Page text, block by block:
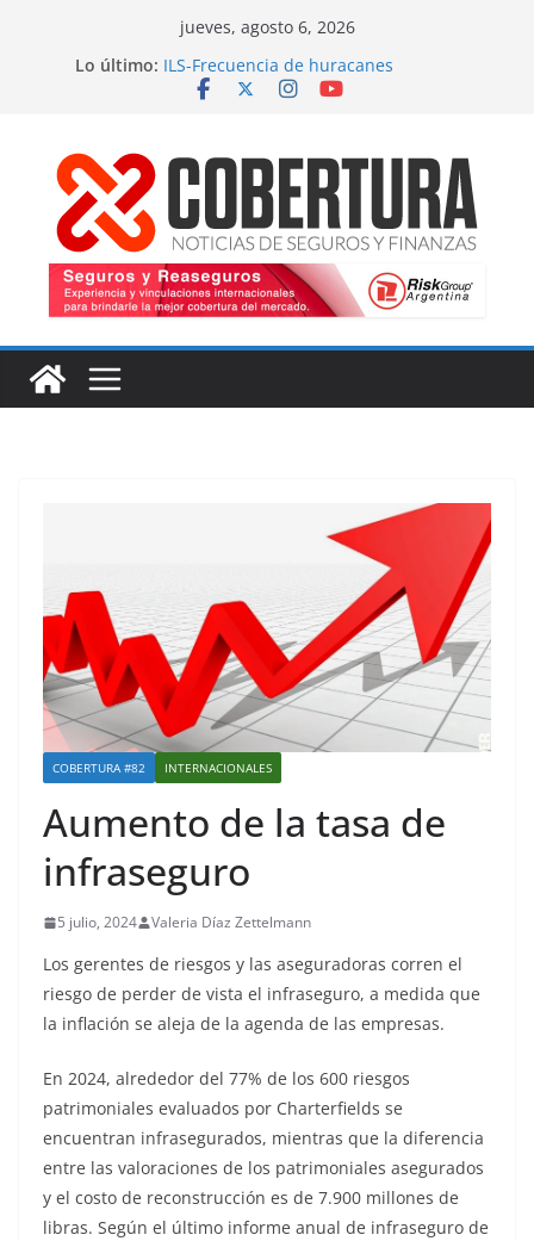
jueves, agosto 6, 2026
Lo último: ILS-Frecuencia de huracanes
Seguro marítimo-Presiones cruzadas
Fitch-Impulso a la innovación
COBERTURA #82 INTERNACIONALES
Aumento de la tasa de
infraseguro
5 julio, 2024 Valeria Díaz Zettelmann
Los gerentes de riesgos y las aseguradoras corren el
riesgo de perder de vista el infraseguro, a medida que
la inflación se aleja de la agenda de las empresas.
En 2024, alrededor del 77% de los 600 riesgos
patrimoniales evaluados por Charterfields se
encuentran infrasegurados, mientras que la diferencia
entre las valoraciones de los patrimoniales asegurados
y el costo de reconstrucción es de 7.900 millones de
libras. Según el último informe anual de infraseguro de